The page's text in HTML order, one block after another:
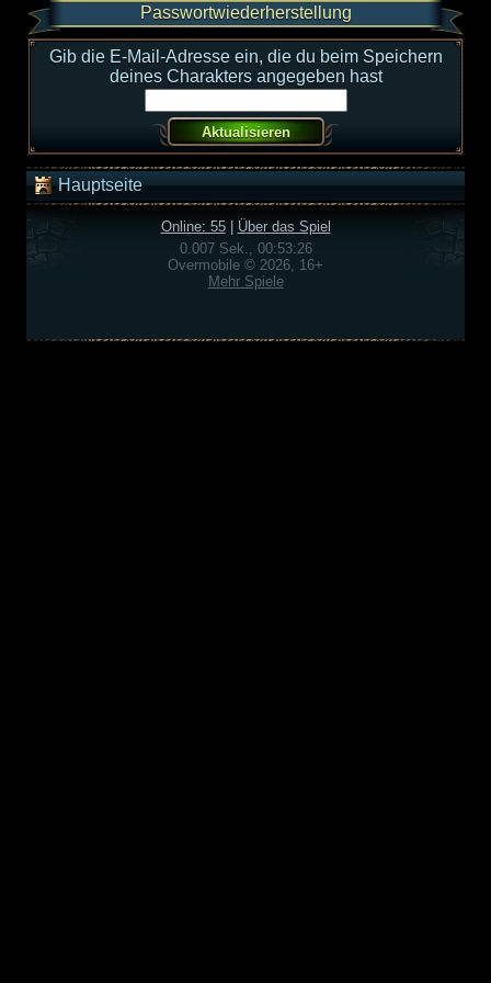
Passwortwiederherstellung
Gib die E-Mail-Adresse ein, die du beim Speichern
deines Charakters angegeben hast
Hauptseite
Online: 55| Über das Spiel
0.007 Sek., 00:53:26
Overmobile © 2026, 16+
Mehr Spiele